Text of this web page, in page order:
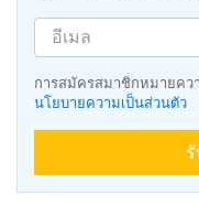
การสมัครสมาชิกหมายค
นโยบายความเป็นส่วนตัว